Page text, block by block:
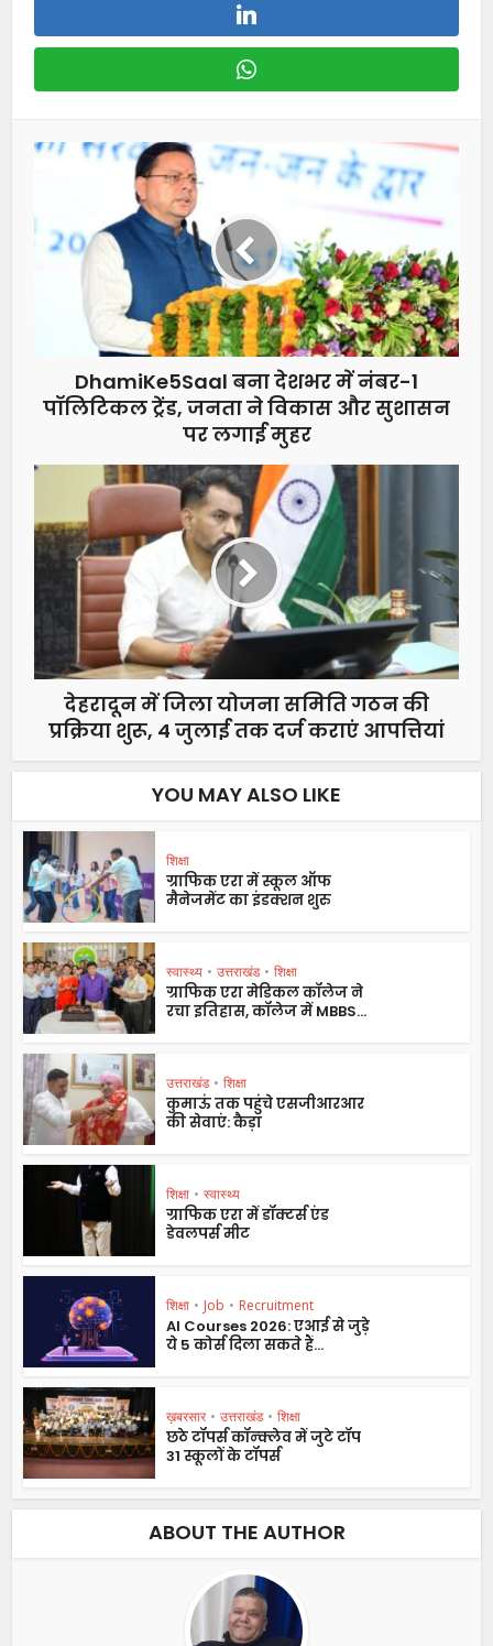
DhamiKe5Saal बना देशभर में नंबर-1
पॉलिटिकल ट्रेंड, जनता ने विकास और सुशासन
पर लगाई मुहर
देहरादून में जिला योजना समिति गठन की
प्रक्रिया शुरू, 4 जुलाई तक दर्ज कराएं आपत्तियां
YOU MAY ALSO LIKE
शिक्षा
ग्राफिक एरा में स्कूल ऑफ
मैनेजमेंट का इंडक्शन शुरु
स्वास्थ्य • उत्तराखंड • शिक्षा
ग्राफिक एरा मेडिकल कॉलेज ने
रचा इतिहास, कॉलेज में MBBS...
उत्तराखंड • शिक्षा
कुमाऊं तक पहुंचे एसजीआरआर
की सेवाएं: कैड़ा
शिक्षा • स्वास्थ्य
ग्राफिक एरा में डॉक्टर्स एंड
डेवलपर्स मीट
शिक्षा • Job • Recruitment
AI Courses 2026: एआई से जुड़े
ये 5 कोर्स दिला सकते हैं...
ख़बरसार • उत्तराखंड • शिक्षा
छठे टॉपर्स कॉन्क्लेव में जुटे टॉप
31 स्कूलों के टॉपर्स
ABOUT THE AUTHOR